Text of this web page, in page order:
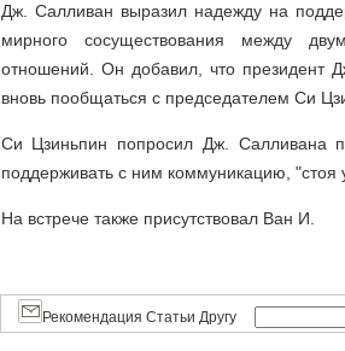
Дж. Салливан выразил надежду на
мирного сосуществования между
отношений. Он добавил, что президент
вновь пообщаться с председателем Си
Си Цзиньпин попросил Дж. Салливана
поддерживать с ним коммуникацию, "стоя
На встрече также присутствовал Ван И.
Рекомендация Статьи Другу